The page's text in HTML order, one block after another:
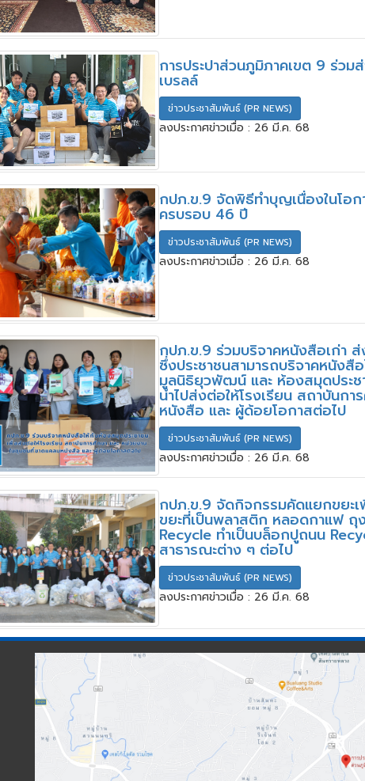
การประปาส่วนภูมิภาคเขต 9 ร่ว
เบรลล์
ข่าวประชาสัมพันธ์ (PR NEWS)
ลงประกาศข่าวเมื่อ : 26 มี.ค. 68
กปภ.ข.9 จัดพิธีทำบุญเนื่องในโอก
ครบรอบ 46 ปี
ข่าวประชาสัมพันธ์ (PR NEWS)
ลงประกาศข่าวเมื่อ : 26 มี.ค. 68
กปภ.ข.9 ร่วมบริจาคหนังสือเก่า
ซึ่งประชาชนสามารถบริจาคหนัง
มูลนิธิยุวพัฒน์ และ ห้องสมุดประช
นำไปส่งต่อให้โรงเรียน สถาบันก
หนังสือ และ ผู้ด้อยโอกาสต่อไป
ข่าวประชาสัมพันธ์ (PR NEWS)
ลงประกาศข่าวเมื่อ : 26 มี.ค. 68
กปภ.ข.9 จัดกิจกรรมคัดแยกขยะ
ขยะที่เป็นพลาสติก หลอดกาแฟ ถุ
Recycle ทำเป็นบล็อกปูถนน
สาธารณะต่าง ๆ ต่อไป
ข่าวประชาสัมพันธ์ (PR NEWS)
ลงประกาศข่าวเมื่อ : 26 มี.ค. 68